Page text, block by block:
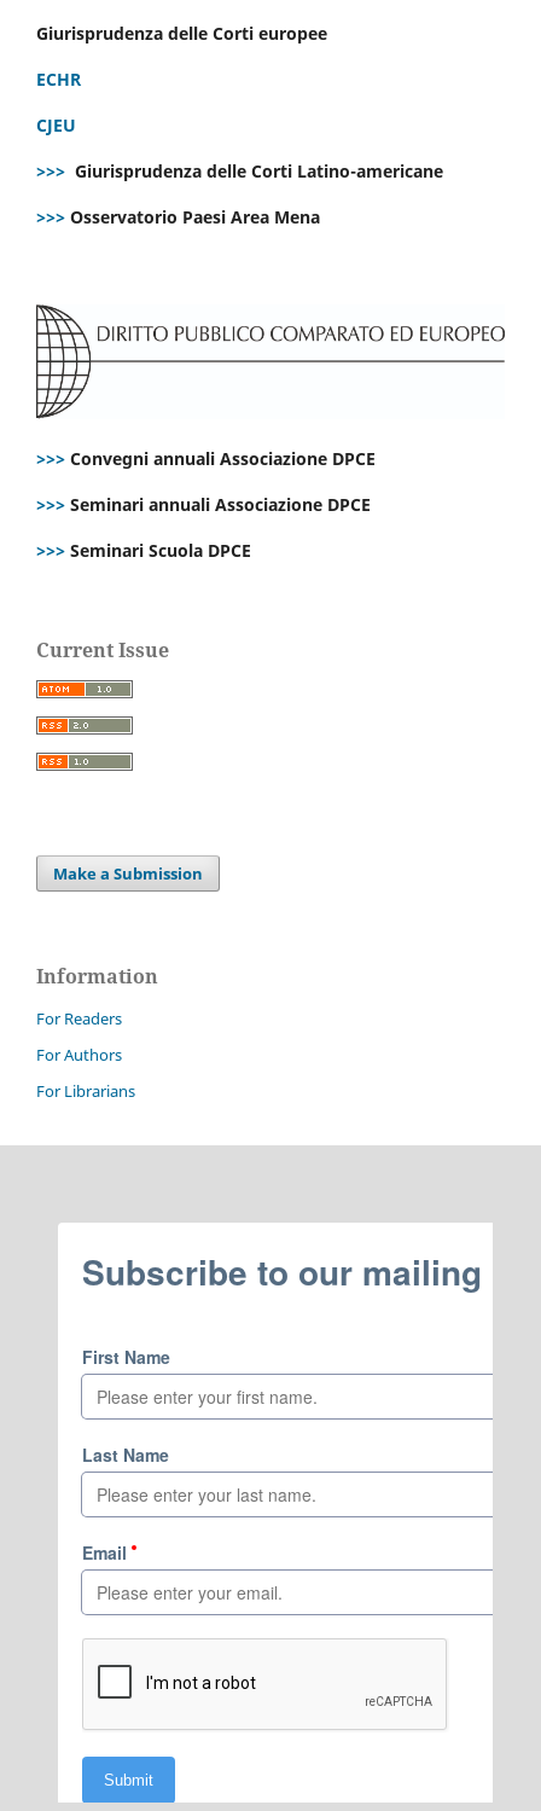
Giurisprudenza delle Corti europee
ECHR
CJEU
>>> Giurisprudenza delle Corti Latino-americane
>>> Osservatorio Paesi Area Mena
>>> Convegni annuali Associazione DPCE
>>> Seminari annuali Associazione DPCE
>>> Seminari Scuola DPCE
Current Issue
Make a Submission
Information
For Readers
For Authors
For Librarians